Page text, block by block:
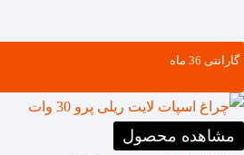
مشاهده محصول
گارانتی ‌36 ماه